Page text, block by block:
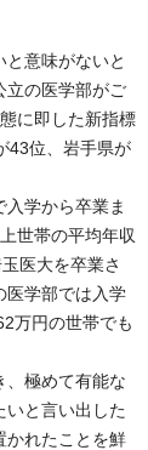
意味がないと
立の医学部がご
に即した新指標
43位、岩手県が
学から卒業ま
世帯の平均年収
医大を卒業さ
医学部では入学
万円の世帯でも
、極めて有能な
いと言い出した
かれたことを鮮